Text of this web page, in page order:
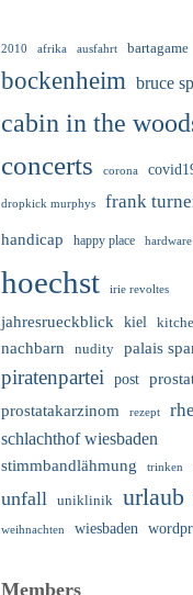
2010 afrika ausfahrt bartagame
bockenheim bruce
cabin in the
concerts
corona
dropkick murphys frank
handicap
happy place hardware
hoechst irie revoltes
jahresrueckblick kiel
nachbarn nudity palais
piratenpartei post
prostatakarzinom
rezept
schlachthof wiesbaden
stimmbandlähmung trinken
unfall uniklinik urlaub
weihnachten wiesbaden
Members